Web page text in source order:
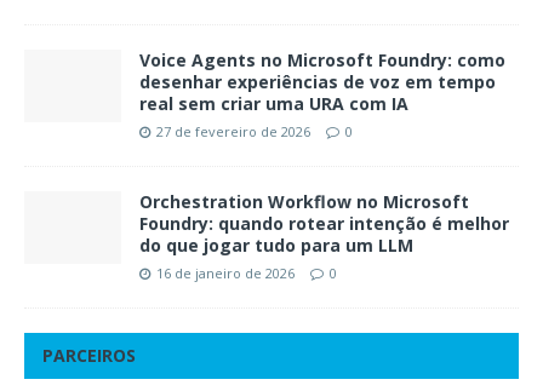
Voice Agents no Microsoft Foundry: como
desenhar experiências de voz em tempo
real sem criar uma URA com IA
27 de fevereiro de 2026 0
Orchestration Workflow no Microsoft
Foundry: quando rotear intenção é melhor
do que jogar tudo para um LLM
16 de janeiro de 2026 0
PARCEIROS